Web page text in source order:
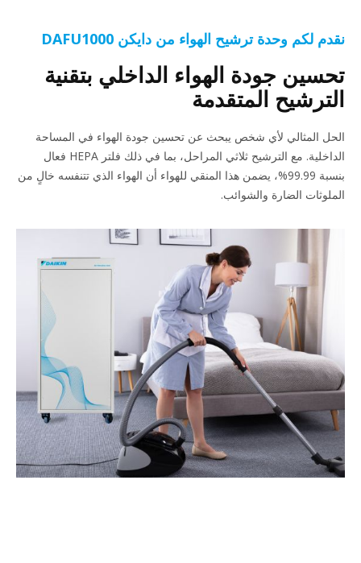
نقدم لكم وحدة ترشيح الهواء من دايكن DAFU1000
تحسين جودة الهواء الداخلي بتقنية
الترشيح المتقدمة
الحل المثالي لأي شخص يبحث عن تحسين جودة الهواء في المساحة
الداخلية. مع الترشيح ثلاثي المراحل، بما في ذلك فلتر HEPA فعال
بنسبة 99.99%، يضمن هذا المنقي للهواء أن الهواء الذي تتنفسه خالٍ من
الملوثات الضارة والشوائب.